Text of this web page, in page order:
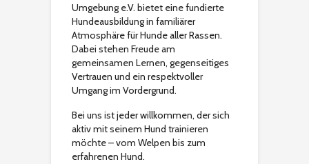
Umgebung e.V. bietet eine fundierte
Hundeausbildung in familiärer
Atmosphäre für Hunde aller Rassen.
Dabei stehen Freude am
gemeinsamen Lernen, gegenseitiges
Vertrauen und ein respektvoller
Umgang im Vordergrund.
Bei uns ist jeder willkommen, der sich
aktiv mit seinem Hund trainieren
möchte – vom Welpen bis zum
erfahrenen Hund.